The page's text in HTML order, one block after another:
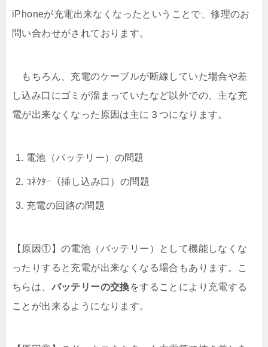
iPhoneが充電出来なくなったということで、修理のお
問い合わせがされております。
もちろん、充電のケーブルが断線していた場合や差
し込み口にゴミが溜まっていたなど以外での、主な充
電が出来なくなった原因は主に３つになります。
電池（バッテリー）の問題
ｺﾈｸﾀｰ（挿し込み口）の問題
充電の回路の問題
【原因①】の電池（バッテリー）として機能しなくな
ったりすると充電が出来なくなる場合もあります。こ
ちらは、 バッテリーの交換をすることにより充電する
ことが出来るようになります。